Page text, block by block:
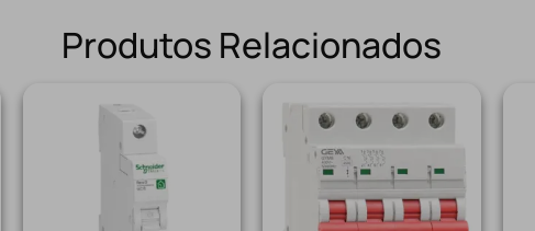
Produtos Relacionados